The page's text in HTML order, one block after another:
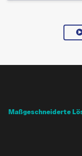
Maßgeschneiderte